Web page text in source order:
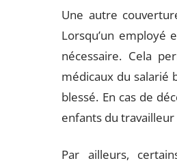
Une autre
Lorsqu’un employé
nécessaire. Cela
médicaux du salarié
blessé. En cas de
enfants du
Par ailleurs,